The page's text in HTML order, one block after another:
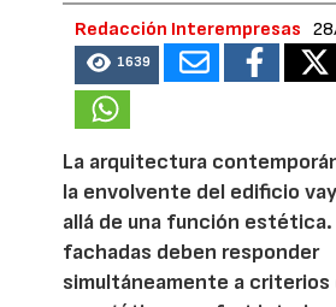
Redacción Interempresas
1639
La arquitectura
la envolvente del edificio
allá de una función estética.
fachadas deben responder
simultáneamente a